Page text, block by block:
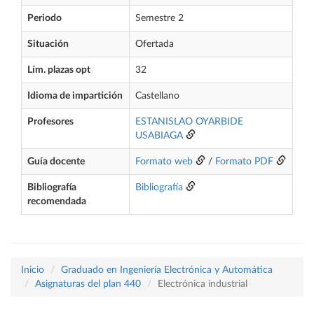
Periodo Semestre 2
Situación Ofertada
Lím. plazas opt 32
Idioma de impartición Castellano
Profesores
ESTANISLAO OYARBIDE
USABIAGA
Guía docente Formato web / Formato PDF
Bibliografía
recomendada
Bibliografía
Inicio
Graduado en Ingeniería Electrónica y Automática
Asignaturas del plan 440
Electrónica industrial